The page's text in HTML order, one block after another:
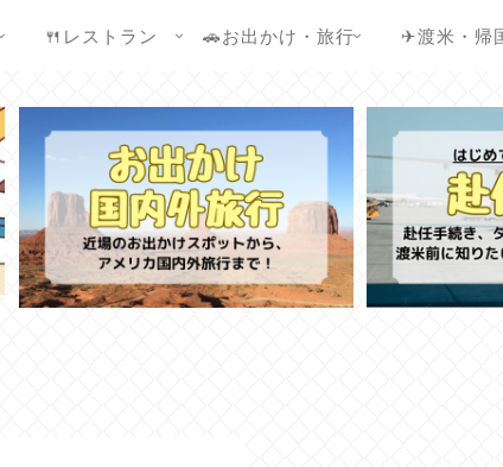
🍴レストラン 🚗お出かけ・旅行 ✈渡米・帰